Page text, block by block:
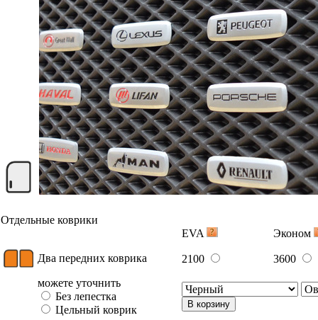
Отдельные коврики
EVA
Эконом
Два передних коврика 2100
3600
можете уточнить
Без лепестка
Цельный коврик
В корзину